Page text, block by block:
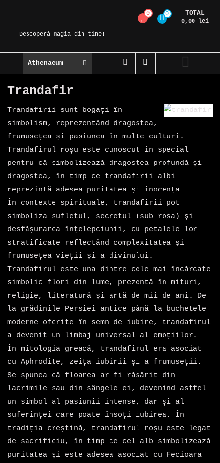
contentDescoperă magia din tine!
0 0 TOTAL
0,00 lei
Athenaeum
Trandafir
Trandafirii sunt bogați în
simbolism, reprezentând dragostea,
frumusețea și pasiunea în multe culturi.
Trandafirul roșu este cunoscut în special
pentru că simbolizează dragostea profundă și
dragostea, în timp ce trandafirii albi
reprezintă adesea puritatea și inocența.
În contexte spirituale, trandafirii pot
simboliza sufletul, secretul (sub rosa) și
desfășurarea înțelepciunii, cu petalele lor
stratificate reflectând complexitatea și
frumusețea vieții și a divinului.
Trandafirul este una dintre cele mai încărcate
simbolic flori din lume, prezentă în mituri,
religie, literatură și artă de mii de ani. De
la grădinile Persiei antice până la buchetele
moderne oferite în semn de iubire, trandafirul
a devenit un limbaj universal al emoțiilor.
În mitologia greacă, trandafirul era asociat
cu Aphrodite, zeița iubirii și a frumuseții.
Se spunea că floarea ar fi răsărit din
lacrimile sau din sângele ei, devenind astfel
un simbol al pasiunii intense, dar și al
suferinței care poate însoți iubirea. În
tradiția creștină, trandafirul roșu este legat
de sacrificiu, în timp ce cel alb simbolizează
puritatea și este adesea asociat cu Fecioara